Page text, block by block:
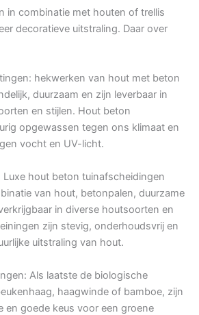
in combinatie met houten of trellis
decoratieve uitstraling. Daar over
hekwerken van hout met beton
duurzaam en zijn leverbaar in
en stijlen. Hout beton
opgewassen tegen ons klimaat en
vocht en UV-licht.
hout beton tuinafscheidingen
van hout, betonpalen, duurzame
in diverse houtsoorten en
zijn stevig, onderhoudsvrij en
uitstraling van hout.
Als laatste de biologische
haagwinde of bamboe, zijn
en goede keus voor een groene